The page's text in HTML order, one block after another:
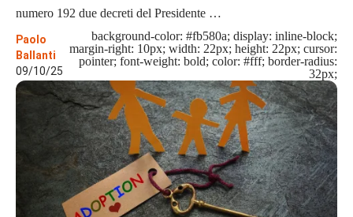
numero 192 due decreti del Presidente …
Paolo
Ballanti
09/10/25
background-color: #fb580a; display: inline-block;
margin-right: 10px; width: 22px; height: 22px; cursor:
pointer; font-weight: bold; color: #fff; border-radius:
32px;